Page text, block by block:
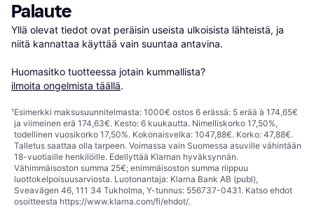
Palaute
Yllä olevat tiedot ovat peräisin useista ulkoisista lähteistä, ja
niitä kannattaa käyttää vain suuntaa antavina.
Huomasitko tuotteessa jotain kummallista?
ilmoita ongelmista täällä.
¹Esimerkki maksusuunnitelmasta: 1000€ ostos 6 erässä: 5 erää à 174,65€
ja viimeinen erä 174,63€. Kesto: 6 kuukautta. Nimelliskorko 17,50%,
todellinen vuosikorko 17,50%. Kokonaisvelka: 1047,88€. Korko: 47,88€.
Talletus saattaa olla tarpeen. Voimassa vain Suomessa asuville vähintään
18-vuotiaille henkilöille. Edellyttää Klarnan hyväksynnän.
Vähimmäisoston summa 25€; enimmäisoston summa riippuu
luottokelpoisuusarviosta. Luotonantaja: Klarna Bank AB (publ),
Sveavägen 46, 111 34 Tukholma, Y-tunnus: 556737-0431. Katso ehdot
osoitteesta https://www.klarna.com/fi/ehdot/.